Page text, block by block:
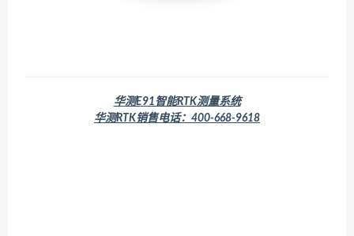
华测E91智能RTK测量系统
华测RTK销售电话：400-668-9618